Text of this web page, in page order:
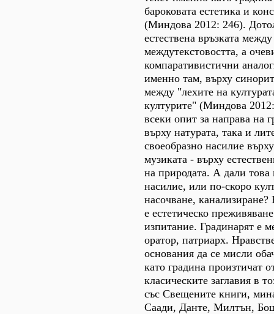
бароковата естетика и
(Миндова 2012: 246).
естествена връзката
междутекстовостта, а
компаративистични
именно там, върху
между "лехите на
културите" (Миндова
всеки опит за направа на
върху натурата, така и
своеобразно насилие
музиката - върху
на природата. А дали това
насилие, или по-скоро
насочване,
е естетическо
изпитание. Градинарят е
оратор, патриарх.
основания да се мисли
като градина произтичат
класическите заглавия в
със Свещените книги,
Саади, Данте, Милтън,